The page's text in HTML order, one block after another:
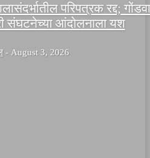
परिपत्रक रद्द;
संघटनेच्या आंदोलनाला यश
- August 3, 2026